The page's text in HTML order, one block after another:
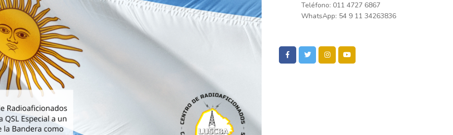
Teléfono: 011 4727 6867
WhatsApp: 54 9 11 34263836